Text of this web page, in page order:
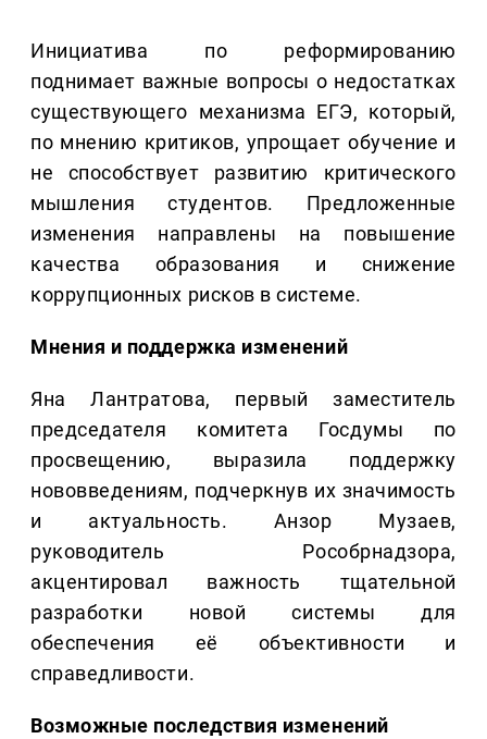
Инициатива по реформированию
поднимает важные вопросы о недостатках
существующего механизма ЕГЭ, который,
по мнению критиков, упрощает обучение и
не способствует развитию критического
мышления студентов. Предложенные
изменения направлены на повышение
качества образования и снижение
коррупционных рисков в системе.
Мнения и поддержка изменений
Яна Лантратова, первый заместитель
председателя комитета Госдумы по
просвещению, выразила поддержку
нововведениям, подчеркнув их значимость
и актуальность. Анзор Музаев,
руководитель Рособрнадзора,
акцентировал важность тщательной
разработки новой системы для
обеспечения её объективности и
справедливости.
Возможные последствия изменений